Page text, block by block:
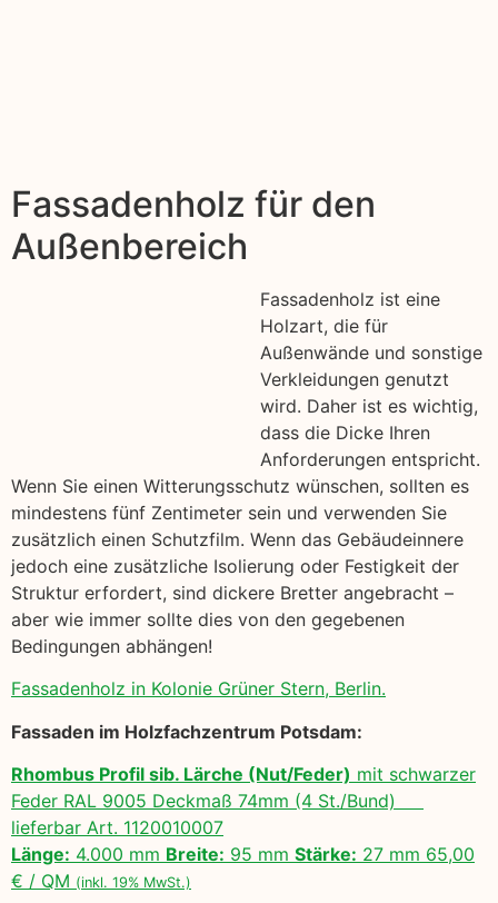
Fassadenholz für den
Außenbereich
Fassadenholz ist eine
Holzart, die für
Außenwände und sonstige
Verkleidungen genutzt
wird. Daher ist es wichtig,
dass die Dicke Ihren
Anforderungen entspricht.
Wenn Sie einen Witterungsschutz wünschen, sollten es
mindestens fünf Zentimeter sein und verwenden Sie
zusätzlich einen Schutzfilm. Wenn das Gebäudeinnere
jedoch eine zusätzliche Isolierung oder Festigkeit der
Struktur erfordert, sind dickere Bretter angebracht –
aber wie immer sollte dies von den gegebenen
Bedingungen abhängen!
Fassadenholz in Kolonie Grüner Stern, Berlin.
Fassaden im Holzfachzentrum Potsdam:
Rhombus Profil sib. Lärche (Nut/Feder) mit schwarzer
Feder RAL 9005 Deckmaß 74mm (4 St./Bund)
lieferbar Art. 1120010007
Länge: 4.000 mm Breite: 95 mm Stärke: 27 mm 65,00
€ / QM (inkl. 19% MwSt.)